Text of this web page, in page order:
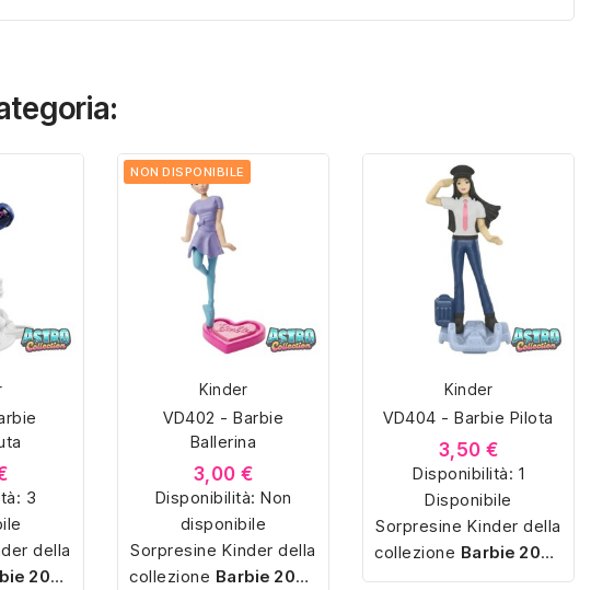
3
della
2024
NON DISPONIBILE
Kinder
VD402 - Barbie
Ballerina
3,00 €
Disponibilità: Non
disponibile
Sorpresine Kinder della
collezione Barbie 2024
Kinder
VD404 - Barbie Pilota
3,50 €
Disponibilità: 1
Disponibile
Sorpresine Kinder della
collezione Barbie 2024
conminiature